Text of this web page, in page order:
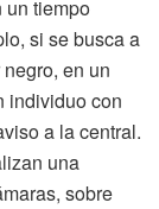
un tiempo
si se busca a
en un
individuo con
a la central.
una
sobre